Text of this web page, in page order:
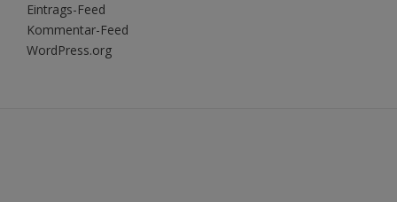
Eintrags-Feed
Kommentar-Feed
WordPress.org